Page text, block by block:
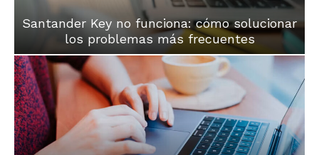
Santander Key no funciona: cómo solucionar
los problemas más frecuentes